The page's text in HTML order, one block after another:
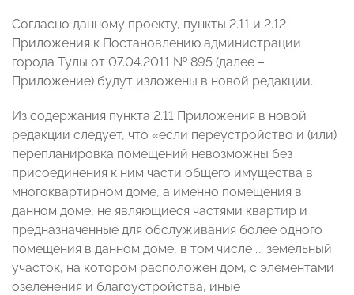
Согласно данному проекту, пункты 2.11 и 2.12
Приложения к Постановлению администрации
города Тулы от 07.04.2011 № 895 (далее –
Приложение) будут изложены в новой редакции.
Из содержания пункта 2.11 Приложения в новой
редакции следует, что «если переустройство и (или)
перепланировка помещений невозможны без
присоединения к ним части общего имущества в
многоквартирном доме, а именно помещения в
данном доме, не являющиеся частями квартир и
предназначенные для обслуживания более одного
помещения в данном доме, в том числе …; земельный
участок, на котором расположен дом, с элементами
озеленения и благоустройства, иные